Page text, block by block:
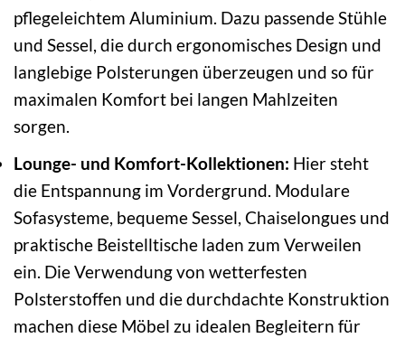
pflegeleichtem Aluminium. Dazu passende Stühle
und Sessel, die durch ergonomisches Design und
langlebige Polsterungen überzeugen und so für
maximalen Komfort bei langen Mahlzeiten
sorgen.
Lounge- und Komfort-Kollektionen: Hier steht
die Entspannung im Vordergrund. Modulare
Sofasysteme, bequeme Sessel, Chaiselongues und
praktische Beistelltische laden zum Verweilen
ein. Die Verwendung von wetterfesten
Polsterstoffen und die durchdachte Konstruktion
machen diese Möbel zu idealen Begleitern für